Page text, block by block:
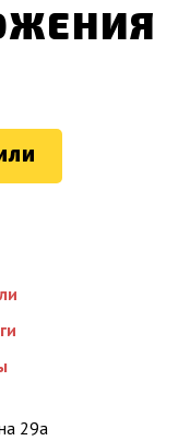
29а